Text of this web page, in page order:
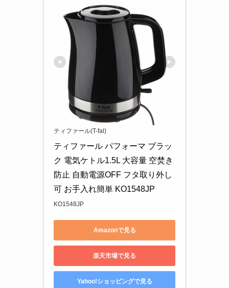
ティファール(T-fal)
ティファール パフォーマ ブラッ
ク 電気ケトル1.5L 大容量 空焚き
防止 自動電源OFF フタ取り外し
可 お手入れ簡単 KO1548JP
KO1548JP
Amazonで見る
楽天市場で見る
Yahoo!ショッピングで見る